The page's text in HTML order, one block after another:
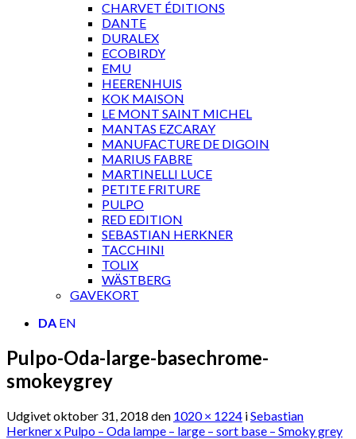
CHARVET ÉDITIONS
DANTE
DURALEX
ECOBIRDY
EMU
HEERENHUIS
KOK MAISON
LE MONT SAINT MICHEL
MANTAS EZCARAY
MANUFACTURE DE DIGOIN
MARIUS FABRE
MARTINELLI LUCE
PETITE FRITURE
PULPO
RED EDITION
SEBASTIAN HERKNER
TACCHINI
TOLIX
WÄSTBERG
GAVEKORT
DA EN
Pulpo-Oda-large-basechrome-
smokeygrey
Udgivetoktober 31, 2018 den 1020 × 1224 iSebastian
Herkner x Pulpo – Oda lampe – large – sort base – Smoky grey